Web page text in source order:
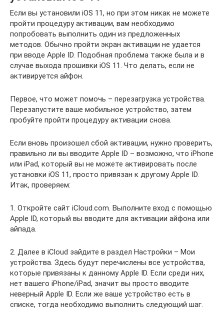
Если вы установили iOS 11, но при этом никак не можете
пройти процедуру активации, вам необходимо
попробовать выполнить один из предложенных
методов. Обычно пройти экран активации не удается
при вводе Apple ID. Подобная проблема также была и в
случае выхода прошивки iOS 11. Что делать, если не
активируется айфон.
Первое, что может помочь – перезагрузка устройства.
Перезапустите ваше мобильное устройство, затем
пробуйте пройти процедуру активации снова.
Если вновь произошел сбой активации, нужно проверить,
правильно ли вы вводите Apple ID – возможно, что iPhone
или iPad, который вы не можете активировать после
установки iOS 11, просто привязан к другому Apple ID.
Итак, проверяем:
1. Откройте сайт iCloud.com. Выполните вход с помощью
Apple ID, который вы вводите для активации айфона или
айпада.
2. Далее в iCloud зайдите в раздел Настройки – Мои
устройства. Здесь будут перечислены все устройства,
которые привязаны к данному Apple ID. Если среди них,
нет вашего iPhone/iPad, значит вы просто вводите
неверный Apple ID. Если же ваше устройство есть в
списке, тогда необходимо выполнить следующий шаг.